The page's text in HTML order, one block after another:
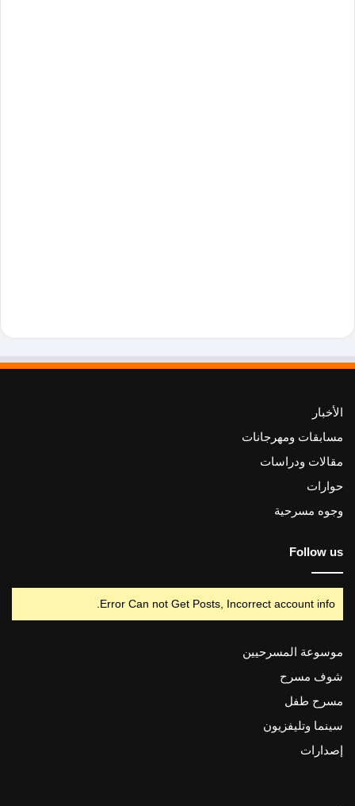
الأخبار
مسابقات ومهرجانات
مقالات ودراسات
حوارات
وجوه مسرحية
Follow us
Error Can not Get Posts, Incorrect account info.
موسوعة المسرحيين
شوف مسرح
مسرح طفل
سينما وتليفزيون
إصدارات